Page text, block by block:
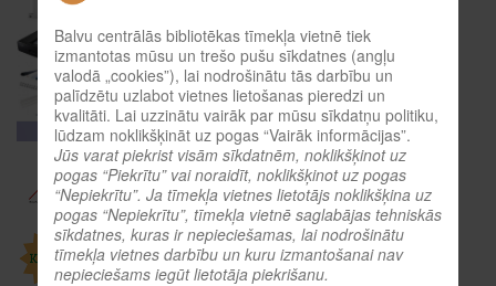
Balvu centrālās bibliotēkas tīmekļa vietnē tiek
izmantotas mūsu un trešo pušu sīkdatnes (angļu
valodā „cookies”), lai nodrošinātu tās darbību un
palīdzētu uzlabot vietnes lietošanas pieredzi un
kvalitāti. Lai uzzinātu vairāk par mūsu sīkdatņu politiku,
lūdzam noklikšķināt uz pogas “Vairāk informācijas”.
Jūs varat piekrist visām sīkdatnēm, noklikšķinot uz
pogas “Piekrītu” vai noraidīt, noklikšķinot uz pogas
“Nepiekrītu”. Ja tīmekļa vietnes lietotājs noklikšķina uz
pogas “Nepiekrītu”, tīmekļa vietnē saglabājas tehniskās
sīkdatnes, kuras ir nepieciešamas, lai nodrošinātu
tīmekļa vietnes darbību un kuru izmantošanai nav
nepieciešams iegūt lietotāja piekrišanu.